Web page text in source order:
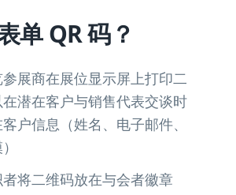
单 QR 码？
展商在展位显示屏上打印二
潜在客户与销售代表交谈时
户信息（姓名、电子邮件、
将二维码放在与会者徽章